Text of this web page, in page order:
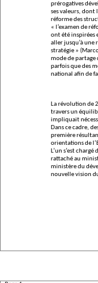
prérogatives
ses valeurs,
réforme des
« l’examen de
ont été inspirées
aller jusqu’à
stratégie »
mode de partage
parfoisque des
national afin de
La révolution de
travers un
impliquait
Dans ce cadre,
première
orientations de
L’un s’est
rattaché au
ministère du
nouvelle vision